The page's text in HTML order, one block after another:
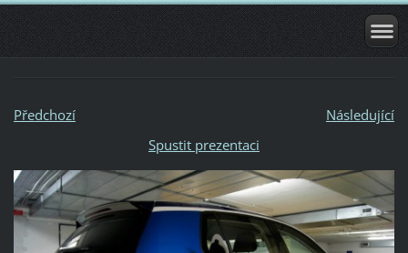
Předchozí
Následující
Spustit prezentaci